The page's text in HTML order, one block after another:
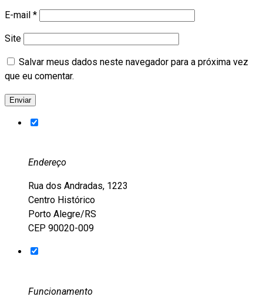
E-mail *
Site
Salvar meus dados neste navegador para a próxima vez
que eu comentar.
Endereço
Rua dos Andradas, 1223
Centro Histórico
Porto Alegre/RS
CEP 90020-009
Funcionamento